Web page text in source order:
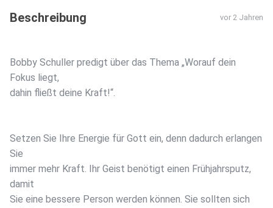
Beschreibung vor 2 Jahren
Bobby Schuller predigt über das Thema „Worauf dein
Fokus liegt,
dahin fließt deine Kraft!“.
Setzen Sie Ihre Energie für Gott ein, denn dadurch erlangen
Sie
immer mehr Kraft. Ihr Geist benötigt einen Frühjahrsputz,
damit
Sie eine bessere Person werden können. Sie sollten sich